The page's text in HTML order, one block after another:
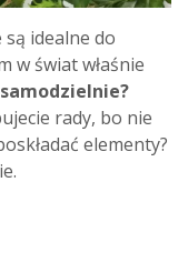
idealne do
w świat właśnie
rady, bo nie
elementy?